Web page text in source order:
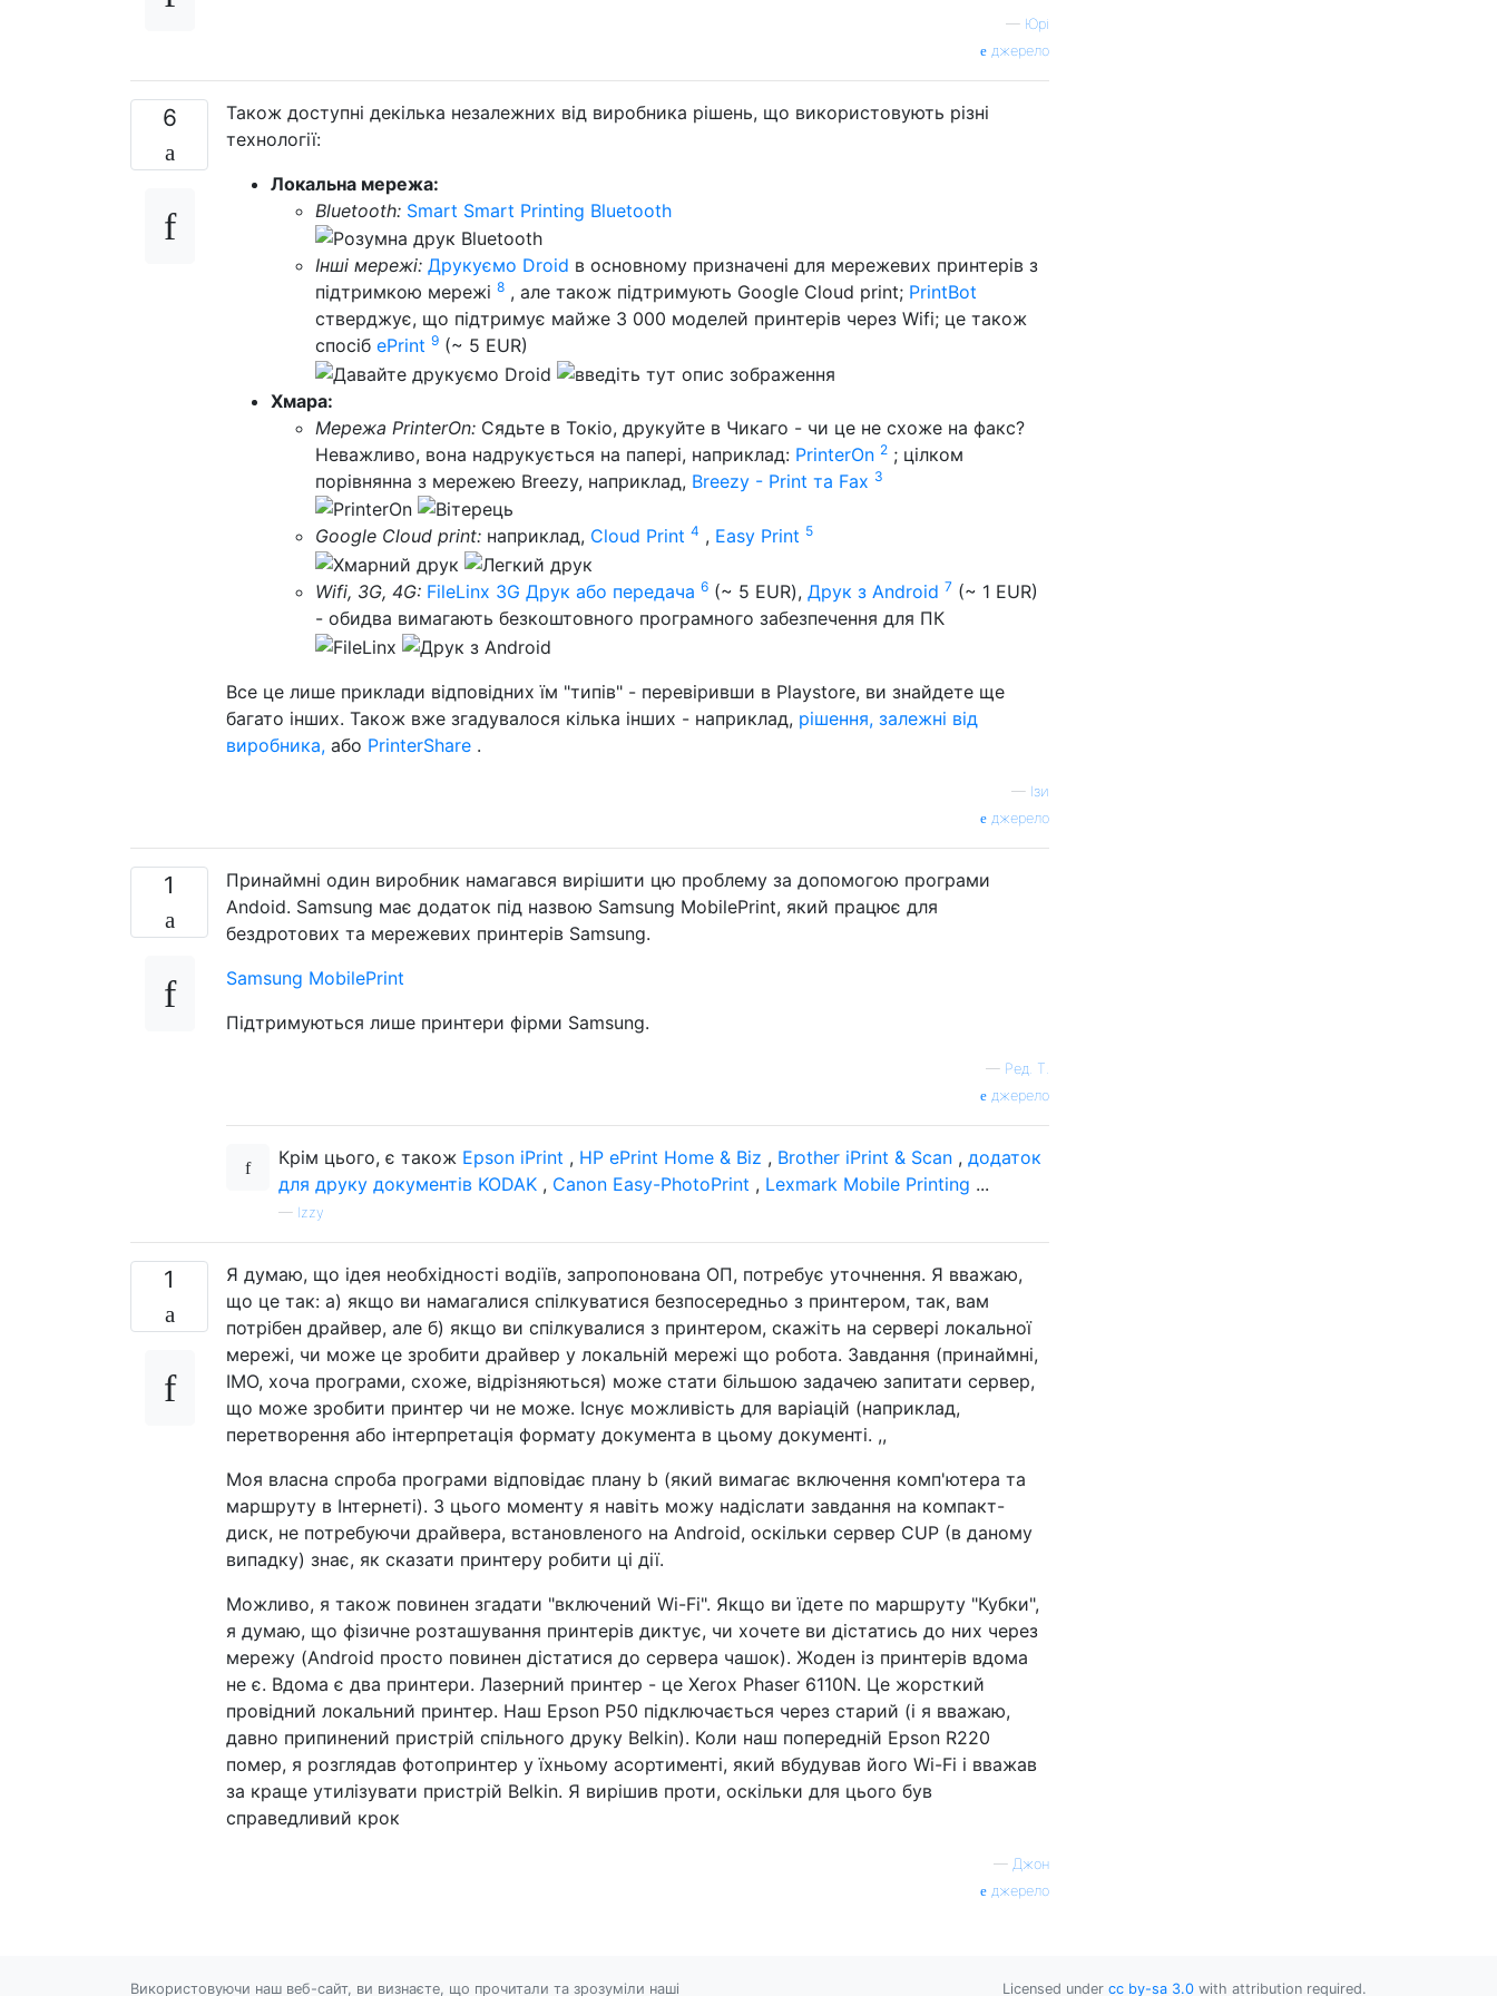
— Юрі
джерело
6
Також доступні декілька незалежних від виробника рішень, що використовують різні
технології:
Локальна мережа:
Bluetooth: Smart Smart Printing Bluetooth
Інші мережі: Друкуємо Droid в основному призначені для мережевих принтерів з
підтримкою мережі 8 , але також підтримують Google Cloud print; PrintBot
стверджує, що підтримує майже 3 000 моделей принтерів через Wifi; це також
спосіб ePrint 9 (~ 5 EUR)
Хмара:
Мережа PrinterOn: Сядьте в Токіо, друкуйте в Чикаго - чи це не схоже на факс?
Неважливо, вона надрукується на папері, наприклад: PrinterOn 2 ; цілком
порівнянна з мережею Breezy, наприклад, Breezy - Print та Fax 3
Google Cloud print: наприклад, Cloud Print 4 , Easy Print 5
Wifi, 3G, 4G: FileLinx 3G Друк або передача 6 (~ 5 EUR), Друк з Android 7 (~ 1 EUR)
- обидва вимагають безкоштовного програмного забезпечення для ПК
Все це лише приклади відповідних їм "типів" - перевіривши в Playstore, ви знайдете ще
багато інших. Також вже згадувалося кілька інших - наприклад, рішення, залежні від
виробника, або PrinterShare .
— Ізи
джерело
1
Принаймні один виробник намагався вирішити цю проблему за допомогою програми
Andoid. Samsung має додаток під назвою Samsung MobilePrint, який працює для
бездротових та мережевих принтерів Samsung.
Samsung MobilePrint
Підтримуються лише принтери фірми Samsung.
— Ред. Т.
джерело
Крім цього, є також Epson iPrint , HP ePrint Home & Biz , Brother iPrint & Scan , додаток
для друку документів KODAK , Canon Easy-PhotoPrint , Lexmark Mobile Printing ...
— Izzy
1
Я думаю, що ідея необхідності водіїв, запропонована ОП, потребує уточнення. Я вважаю,
що це так: а) якщо ви намагалися спілкуватися безпосередньо з принтером, так, вам
потрібен драйвер, але б) якщо ви спілкувалися з принтером, скажіть на сервері локальної
мережі, чи може це зробити драйвер у локальній мережі що робота. Завдання (принаймні,
IMO, хоча програми, схоже, відрізняються) може стати більшою задачею запитати сервер,
що може зробити принтер чи не може. Існує можливість для варіацій (наприклад,
перетворення або інтерпретація формату документа в цьому документі. ,,
Моя власна спроба програми відповідає плану b (який вимагає включення комп'ютера та
маршруту в Інтернеті). З цього моменту я навіть можу надіслати завдання на компакт-
диск, не потребуючи драйвера, встановленого на Android, оскільки сервер CUP (в даному
випадку) знає, як сказати принтеру робити ці дії.
Можливо, я також повинен згадати "включений Wi-Fi". Якщо ви їдете по маршруту "Кубки",
я думаю, що фізичне розташування принтерів диктує, чи хочете ви дістатись до них через
мережу (Android просто повинен дістатися до сервера чашок). Жоден із принтерів вдома
не є. Вдома є два принтери. Лазерний принтер - це Xerox Phaser 6110N. Це жорсткий
провідний локальний принтер. Наш Epson P50 підключається через старий (і я вважаю,
давно припинений пристрій спільного друку Belkin). Коли наш попередній Epson R220
помер, я розглядав фотопринтер у їхньому асортименті, який вбудував його Wi-Fi і вважав
за краще утилізувати пристрій Belkin. Я вирішив проти, оскільки для цього був
справедливий крок
— Джон
джерело
Використовуючи наш веб-сайт, ви визнаєте, що прочитали та зрозуміли наші Licensed under cc by-sa 3.0 with attribution required.